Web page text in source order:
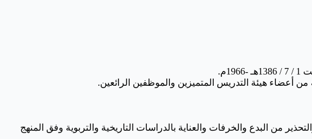
أعضاء هيئة التدريس المتميزين والموظفين الرائعين.
من البدع والخرفات والعناية بالدراسات التاريخية والتربوية وفق المنهج